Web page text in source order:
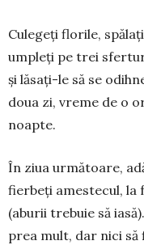
Culegeți florile,
umpleți pe trei
și lăsați-le să se
doua zi, vreme de o
noapte.
În ziua următoare,
fierbeți amestecul, la
(aburii tre­buie să
prea mult, dar nici să